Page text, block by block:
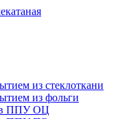
из стеклоткани
из фольги
ППУ ОЦ